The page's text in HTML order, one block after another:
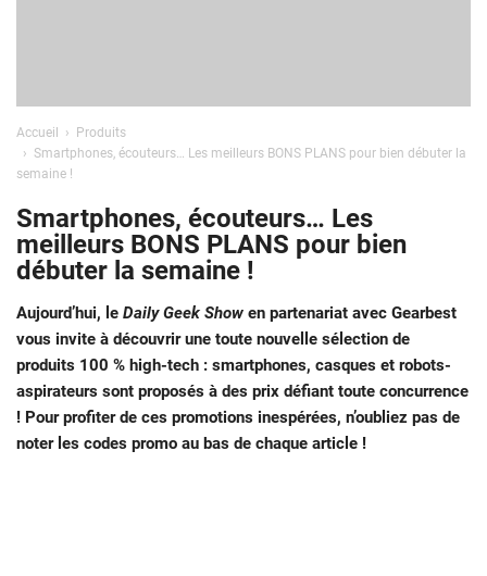
Accueil
Produits
Smartphones, écouteurs… Les meilleurs BONS PLANS pour bien débuter la
semaine !
Smartphones, écouteurs… Les
meilleurs BONS PLANS pour bien
débuter la semaine !
Aujourd’hui, le Daily Geek Show en partenariat avec Gearbest
vous invite à découvrir une toute nouvelle sélection de
produits 100 % high-tech : smartphones, casques et robots-
aspirateurs sont proposés à des prix défiant toute concurrence
! Pour profiter de ces promotions inespérées, n’oubliez pas de
noter les codes promo au bas de chaque article !